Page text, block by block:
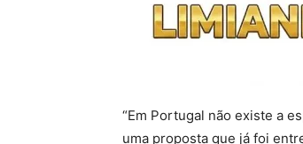
“Em Portugal não existe a
uma proposta que já foi